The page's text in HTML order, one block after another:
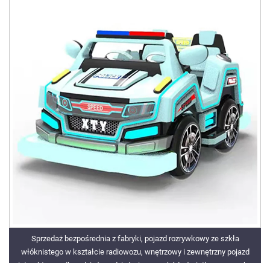
Sprzedaż bezpośrednia z fabryki, pojazd rozrywkowy ze szkła
włóknistego w kształcie radiowozu, wnętrzowy i zewnętrzny pojazd